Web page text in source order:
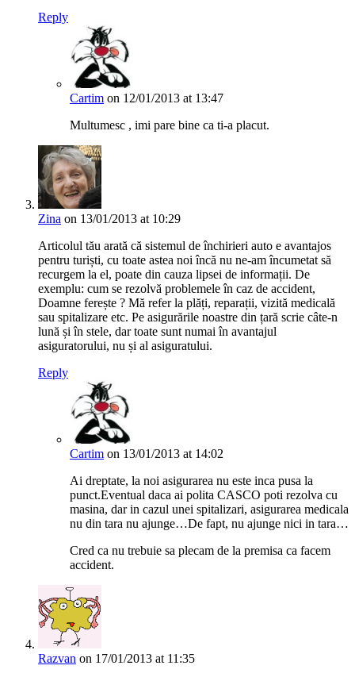
Reply
Cartim on 12/01/2013 at 13:47
Multumesc , imi pare bine ca ti-a placut.
Zina on 13/01/2013 at 10:29
Articolul tău arată că sistemul de închirieri auto e avantajos
pentru turiști, cu toate astea noi încă nu ne-am încumetat să
recurgem la el, poate din cauza lipsei de informații. De
exemplu: cum se rezolvă problemele în caz de accident,
Doamne ferește ? Mă refer la plăți, reparații, vizită medicală
sau spitalizare etc. Pe asigurările noastre din țară scrie câte-n
lună și în stele, dar toate sunt numai în avantajul
asiguratorului, nu și al asiguratului.
Reply
Cartim on 13/01/2013 at 14:02
Ai dreptate, la noi asigurarea nu este inca pusa la
punct.Eventual daca ai polita CASCO poti rezolva cu
masina, dar in cazul unei spitalizari, asigurarea medicala
nu din tara nu ajunge…De fapt, nu ajunge nici in tara…
Cred ca nu trebuie sa plecam de la premisa ca facem
accident.
Razvan on 17/01/2013 at 11:35